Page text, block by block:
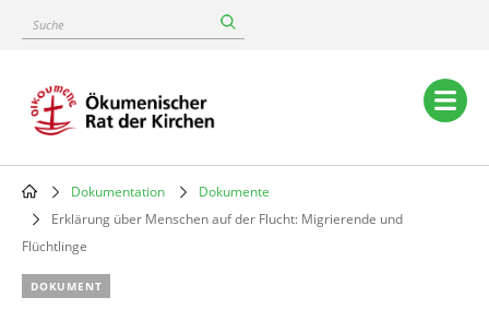
content
Suche
Main
navigation
Breadcrumb
Dokumentation
Dokumente
Erklärung über Menschen auf der Flucht: Migrierende und
Flüchtlinge
DOKUMENT